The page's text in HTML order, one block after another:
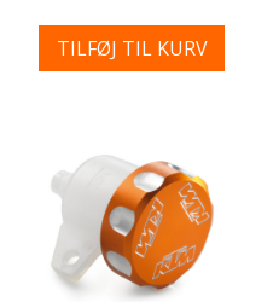
TILFØJ TIL KURV